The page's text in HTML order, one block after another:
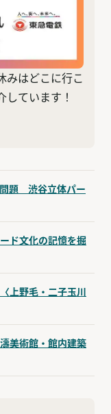
みはどこに行こ
しています！
問題 渋谷立体パー
ド文化の記憶を掘
上野毛・二子玉川
美術館・館内建築